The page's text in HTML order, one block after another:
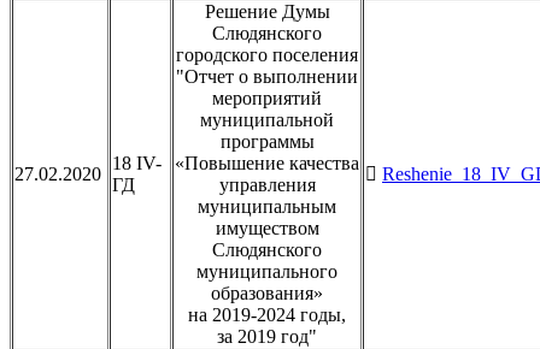
27.02.2020
18 IV-
ГД
Решение Думы
Слюдянского
городского поселения
"Отчет о выполнении
мероприятий
муниципальной
программы
«Повышение качества
управления
муниципальным
имуществом
Слюдянского
муниципального
образования»
на 2019-2024 годы,
за 2019 год"